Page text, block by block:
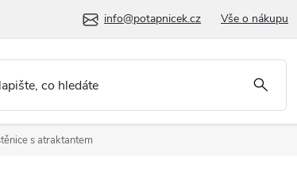
info@potapnicek.cz Vše o nákupu
s atraktantem